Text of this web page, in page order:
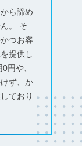
ら諦め
。 そ
つお客
提供し
円や、
ず、か
ており